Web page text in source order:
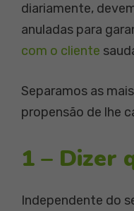
diariamente,
anuladas para
com o cliente
Separamos as
propensão de lhe
1 – Dizer
Independente do